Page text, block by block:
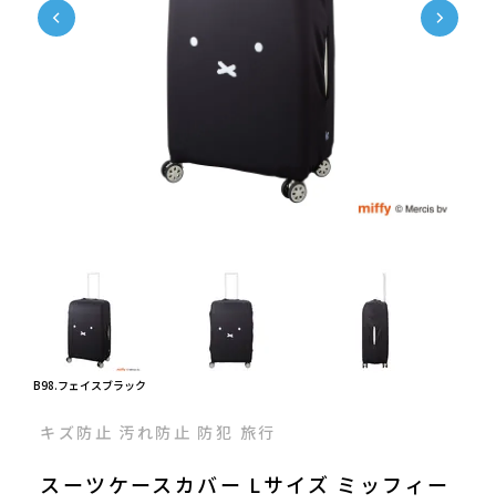
B98.フェイスブラック
キズ防止 汚れ防止 防犯 旅行
スーツケースカバー Lサイズ ミッフィー